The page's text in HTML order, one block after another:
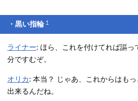
・黒い指輪†
ライナー: ほら、これを付けてれば謳っ
分ですむぞ。
オリカ: 本当？ じゃあ、これからはも
出来るんだね。